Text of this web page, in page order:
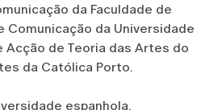
da Faculdade de
Comunicação da Universidade
Acção de Teoria das Artes do
da Católica Porto.
espanhola,